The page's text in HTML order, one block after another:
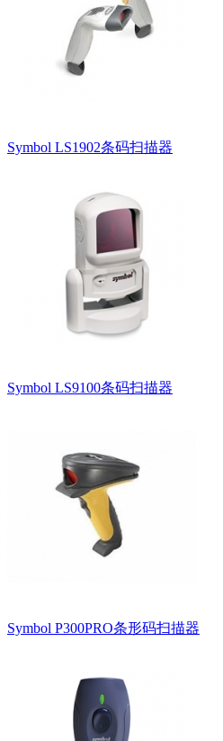
Symbol LS1902条码扫描器
Symbol LS9100条码扫描器
Symbol P300PRO条形码扫描器